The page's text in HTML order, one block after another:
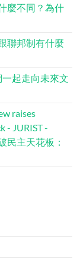
麼不同？為什
聯邦制有什麼
一起走向未來文
raises
- JURIST -
民主天花板：